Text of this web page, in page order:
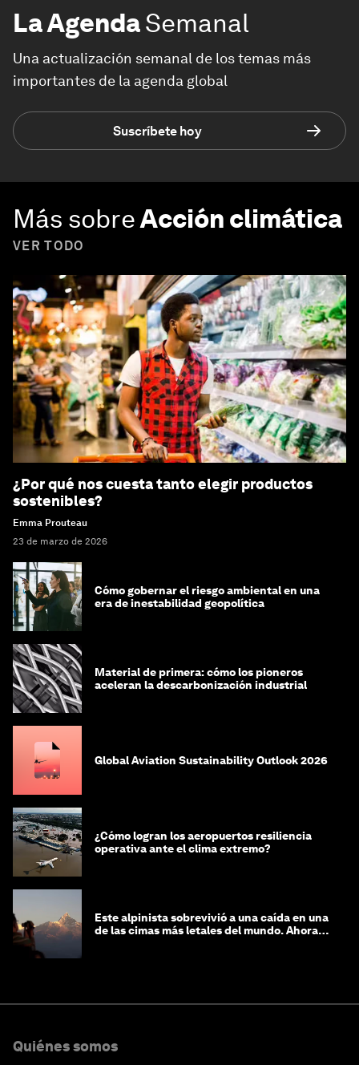
La AgendaSemanal
Una actualización semanal de los temas más
importantes de la agenda global
Suscríbete hoy
Más sobreAcción climática
VER TODO
¿Por qué nos cuesta tanto elegir productos
sostenibles?
Emma Prouteau
23 de marzo de 2026
Cómo gobernar el riesgo ambiental en una
era de inestabilidad geopolítica
Material de primera: cómo los pioneros
aceleran la descarbonización industrial
Global Aviation Sustainability Outlook 2026
¿Cómo logran los aeropuertos resiliencia
operativa ante el clima extremo?
Este alpinista sobrevivió a una caída en una
de las cimas más letales del mundo. Ahora
Quiénes somos